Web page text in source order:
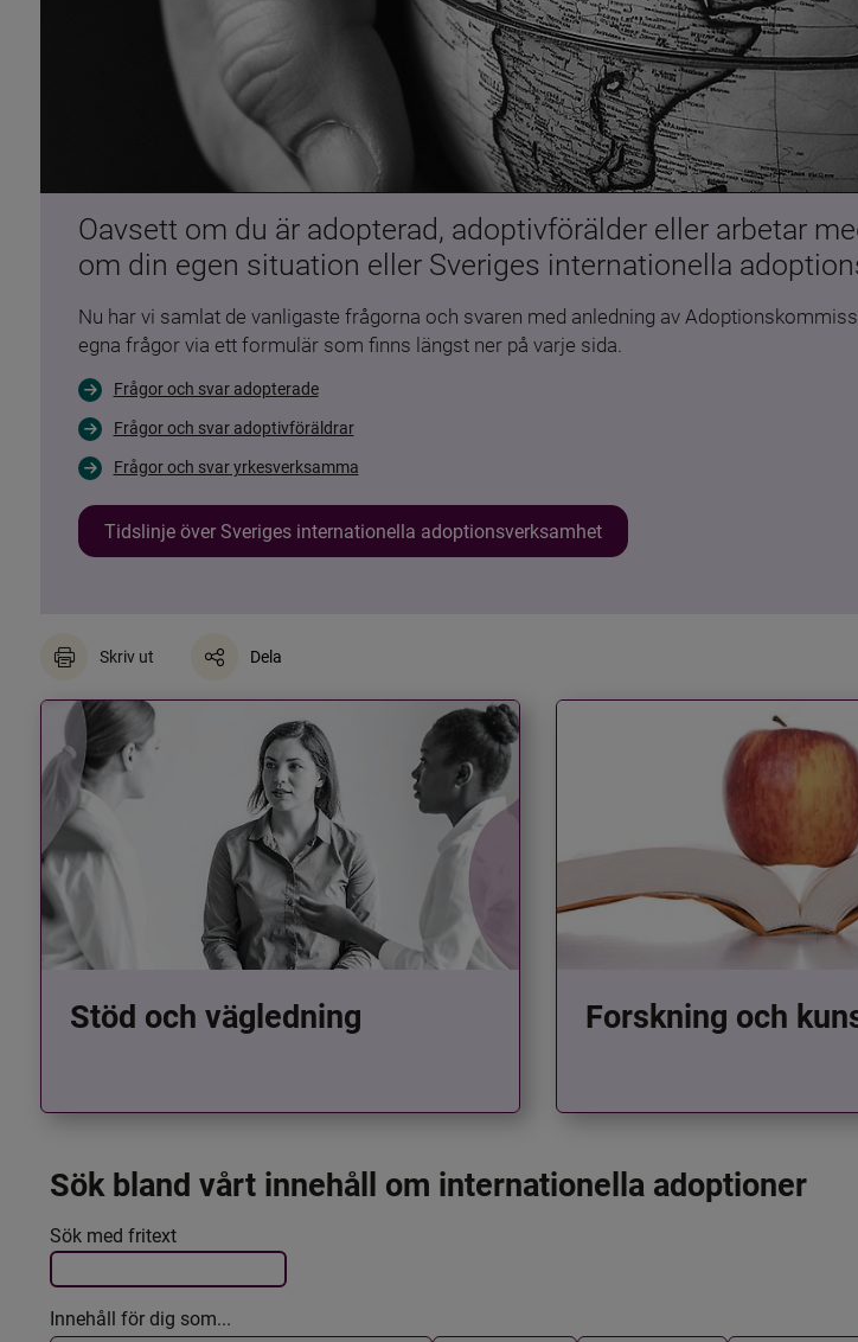
Oavsett om du är adopterad, adoptivförälder eller arbetar
om din egen situation eller Sveriges internationella
Nu har vi samlat de vanligaste frågorna och svaren med anledning av
egna frågor via ett formulär som finns längst ner på varje sida.
Frågor och svar adopterade
Frågor och svar adoptivföräldrar
Frågor och svar yrkesverksamma
Tidslinje över Sveriges internationella adoptionsverksamhet
Skriv ut Dela
Stöd och vägledning Forskning och
Sök bland vårt innehåll om internationella adoptioner
Filtrera resultatet
Det här formuläret postas automatiskt
Sök med fritext
Innehåll för dig som...